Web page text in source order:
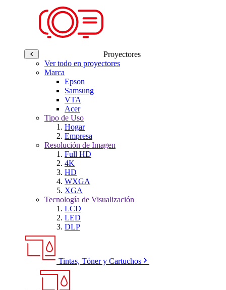
Proyectores
Ver todo en proyectores
Marca
Epson
Samsung
VTA
Acer
Tipo de Uso
Hogar
Empresa
Resolución de Imagen
Full HD
4K
HD
WXGA
XGA
Tecnología de Visualización
LCD
LED
DLP
Tintas, Tóner y Cartuchos